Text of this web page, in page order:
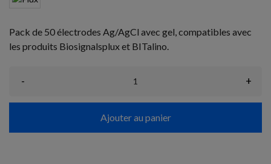
Pack de 50 électrodes Ag/AgCl avec gel, compatibles avec
les produits Biosignalsplux et BITalino.
- +
Ajouter au panier